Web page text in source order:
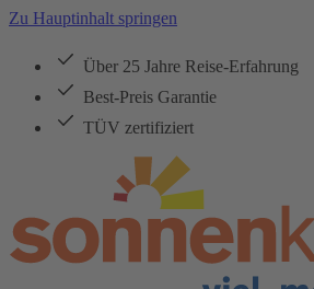
Zu Hauptinhalt springen
Über 25 Jahre Reise-Erfahrung
Best-Preis Garantie
TÜV zertifiziert